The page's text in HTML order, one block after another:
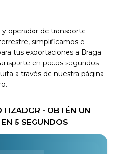
operador de transporte
simplificamos el
tus exportaciones a Braga
en pocos segundos
a través de nuestra página
- OBTÉN UN
5 SEGUNDOS